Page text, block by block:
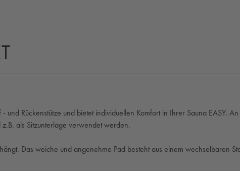
Rückenstütze und bietet individuellen Komfort in Ihrer Sauna EASY.
als Sitzunterlage verwendet werden.
Das weiche und angenehme Pad besteht aus einem wechselbaren